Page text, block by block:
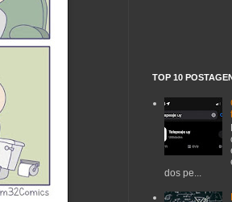
TOP 10
dos pe...